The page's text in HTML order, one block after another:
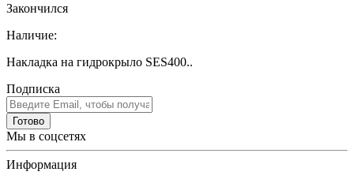
Закончился
Наличие:
Накладка на гидрокрыло SES400..
Подписка
Готово
Мы в соцсетях
Информация